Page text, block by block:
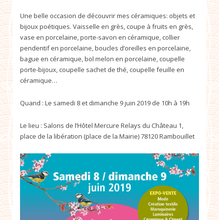
Une belle occasion de découvrir mes céramiques: objets et
bijoux poétiques. Vaisselle en grès, coupe à fruits en grès,
vase en porcelaine, porte-savon en céramique, collier
pendentif en porcelaine, boucles d’oreilles en porcelaine,
bague en céramique, bol melon en porcelaine, coupelle
porte-bijoux, coupelle sachet de thé, coupelle feuille en
céramique…
Quand : Le samedi 8 et dimanche 9 juin 2019 de 10h à 19h
Le lieu : Salons de l’Hôtel Mercure Relays du Château 1,
place de la libération (place de la Mairie) 78120 Rambouillet